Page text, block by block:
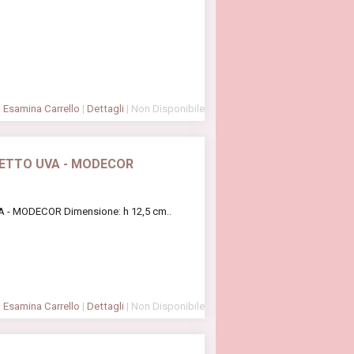
Esamina Carrello | Dettagli | Non Disponibile
UVA - MODECOR
- MODECOR Dimensione: h 12,5 cm..
Esamina Carrello | Dettagli | Non Disponibile